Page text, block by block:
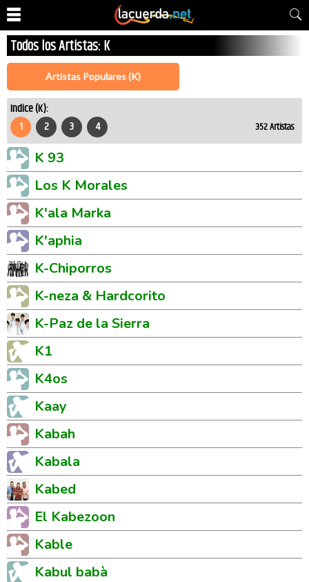
Todos los Artistas: K
Artistas Populares (K)
Indice (K):
1 2 3 4 352Artistas
K 93
Los K Morales
K'ala Marka
K'aphia
K-Chiporros
K-neza & Hardcorito
K-Paz de la Sierra
K1
K4os
Kaay
Kabah
Kabala
Kabed
El Kabezoon
Kable
Kabul babà